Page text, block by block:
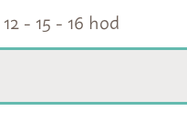
- 15 - 16 hod